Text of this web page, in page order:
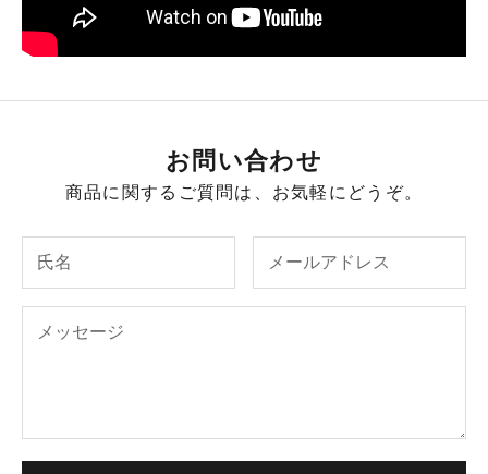
お問い合わせ
商品に関するご質問は、お気軽にどうぞ。